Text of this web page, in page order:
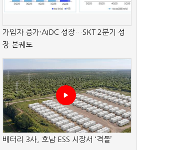
가입자 증가·AIDC 성장…SKT 2분기 성
장 본궤도
배터리 3사, 호남 ESS 시장서 ‘격돌’